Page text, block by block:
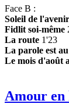
Face B :
Soleil de l'avenir
Fidlit soi-même
La route 1'23
La parole est
Le mois d'août
Amour en